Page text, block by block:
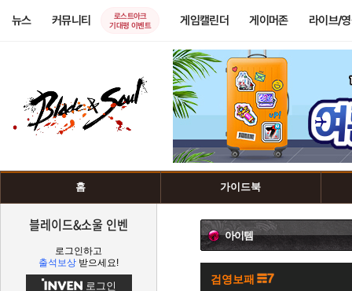
뉴스 커뮤니티
로스트아크
기대평 이벤트
게임캘린더 게이머존 라이브/
홈 가이드북
블레이드&소울 인벤
로그인하고
출석보상 받으세요!
로그인
아이템
검영보패